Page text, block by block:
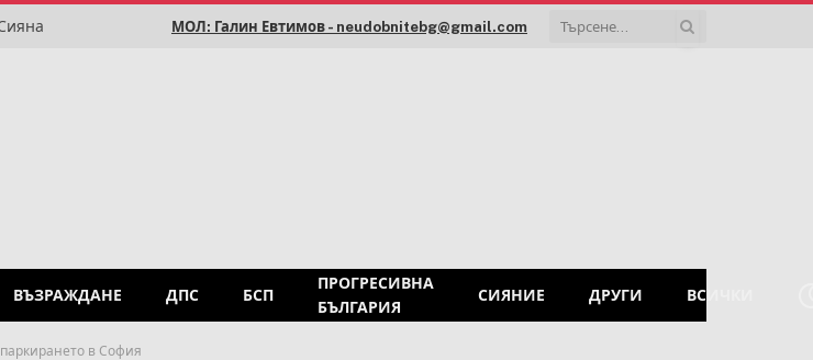
МОЛ: Галин Евтимов - neudobnitebg@gmail.com
ВЪЗРАЖДАНЕ ДПС БСП
ПРОГРЕСИВНА
БЪЛГАРИЯ
СИЯНИЕ ДРУГИ ВСИЧКИ
в София